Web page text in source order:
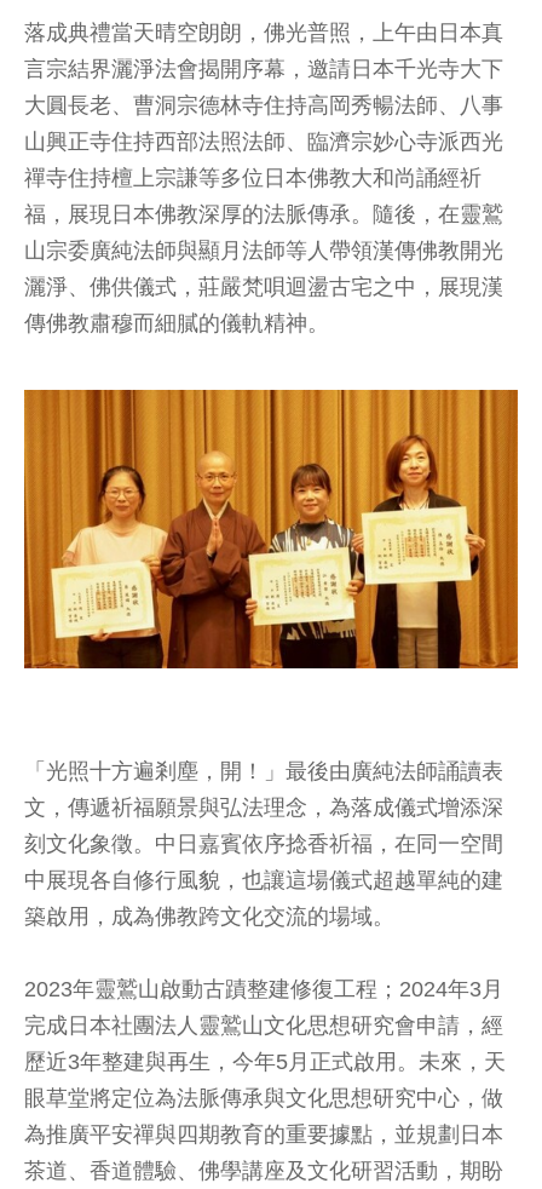
落成典禮當天晴空朗朗，佛光普照，上午由日本真
言宗結界灑淨法會揭開序幕，邀請日本千光寺大下
大圓長老、曹洞宗德林寺住持高岡秀暢法師、八事
山興正寺住持西部法照法師、臨濟宗妙心寺派西光
禪寺住持檀上宗謙等多位日本佛教大和尚誦經祈
福，展現日本佛教深厚的法脈傳承。隨後，在靈鷲
山宗委廣純法師與顯月法師等人帶領漢傳佛教開光
灑淨、佛供儀式，莊嚴梵唄迴盪古宅之中，展現漢
傳佛教肅穆而細膩的儀軌精神。
「光照十方遍剎塵，開！」最後由廣純法師誦讀表
文，傳遞祈福願景與弘法理念，為落成儀式增添深
刻文化象徵。中日嘉賓依序捻香祈福，在同一空間
中展現各自修行風貌，也讓這場儀式超越單純的建
築啟用，成為佛教跨文化交流的場域。
2023年靈鷲山啟動古蹟整建修復工程；2024年3月
完成日本社團法人靈鷲山文化思想研究會申請，經
歷近3年整建與再生，今年5月正式啟用。未來，天
眼草堂將定位為法脈傳承與文化思想研究中心，做
為推廣平安禪與四期教育的重要據點，並規劃日本
茶道、香道體驗、佛學講座及文化研習活動，期盼